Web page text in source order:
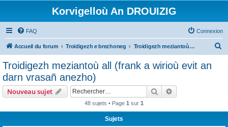
Korvigelloù An DROUIZIG
FAQ Connexion
Accueil du forum Troidigezh e brezhoneg Troidigezh meziantoù all (frank a wirioù evit an darn vrasañ anezho)
Troidigezh meziantoù all (frank a wirioù evit an
darn vrasañ anezho)
Nouveau sujet Rechercher
48 sujets • Page 1 sur 1
Sujets